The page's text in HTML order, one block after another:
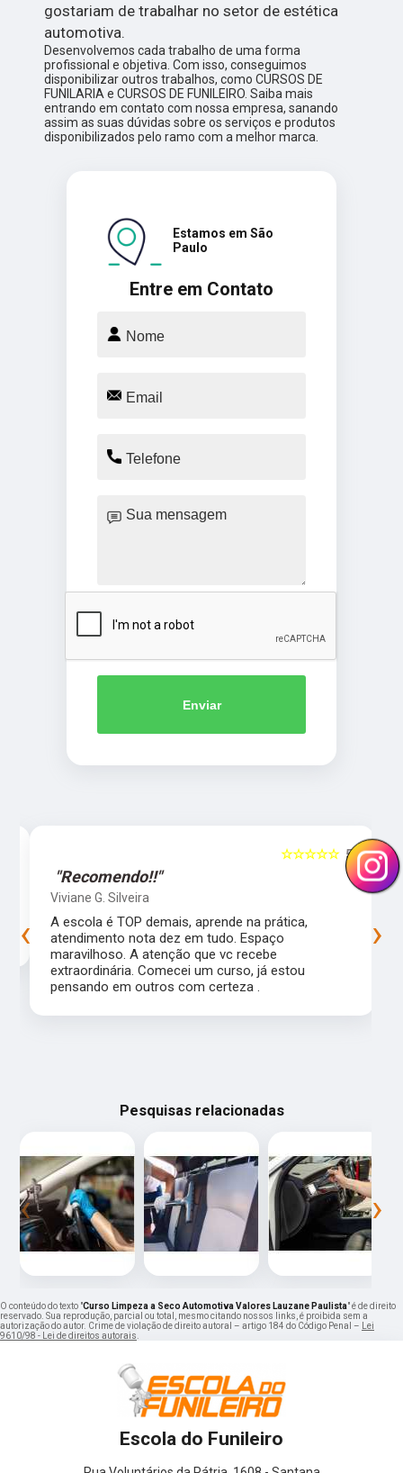
gostariam de trabalhar no setor de estética
automotiva.
Desenvolvemos cada trabalho de uma forma
profissional e objetiva. Com isso, conseguimos
disponibilizar outros trabalhos, como CURSOS DE
FUNILARIA e CURSOS DE FUNILEIRO. Saiba mais
entrando em contato com nossa empresa, sanando
assim as suas dúvidas sobre os serviços e produtos
disponibilizados pelo ramo com a melhor marca.
Entre em Contato
Estamos em São
Paulo
Enviar
5
☆☆☆☆☆
"Recomendo!!"
Viviane G. Silveira
A escola é TOP demais, aprende na prática,
atendimento nota dez em tudo. Espaço
maravilhoso. A atenção que vc recebe
extraordinária. Comecei um curso, já estou
pensando em outros com certeza .
‹ ›
Pesquisas relacionadas
‹ ›
O conteúdo do texto "Curso Limpeza a Seco Automotiva Valores Lauzane Paulista" é de direito
reservado. Sua reprodução, parcial ou total, mesmo citando nossos links, é proibida sem a
autorização do autor. Crime de violação de direito autoral – artigo 184 do Código Penal –
Lei
9610/98 - Lei de direitos autorais
Escola do Funileiro